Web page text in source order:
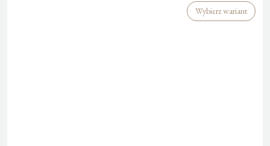
Wybierz wariant